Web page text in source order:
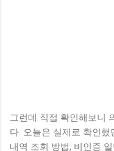
그런데 직접 확인해보니
다. 오늘은 실제로 확인
내역 조회 방법, 비인증